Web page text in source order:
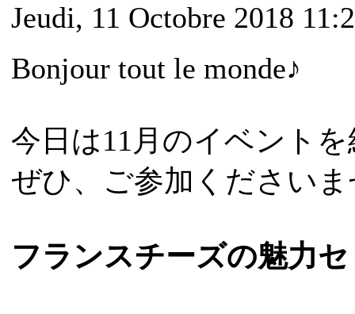
Jeudi, 11 Octobre 2018
Bonjour tout le monde♪
今日は11月のイベント
ぜひ、ご参加ください
フランスチーズの魅力